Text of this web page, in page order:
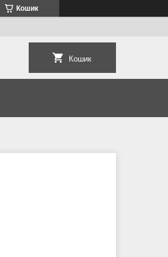
Кошик
Кошик